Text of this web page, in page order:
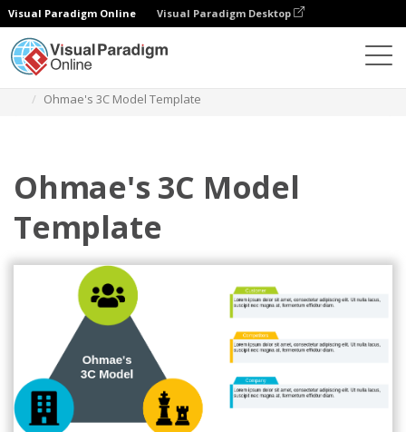
Visual Paradigm Online Visual Paradigm Desktop
Ohmae's 3C Model Template
Ohmae's 3C Model
Template